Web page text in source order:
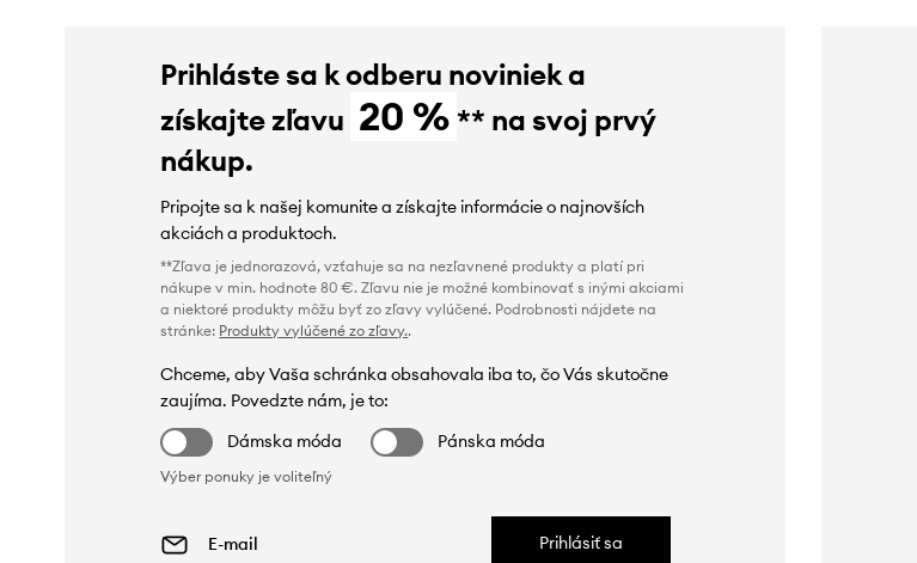
Prihláste sa k odberu noviniek a
získajte zľavu 20 % ** na svoj prvý
nákup.
Pripojte sa k našej komunite a získajte informácie o najnovších
akciách a produktoch.
**Zľava je jednorazová, vzťahuje sa na nezľavnené produkty a platí pri
nákupe v min. hodnote 80 €. Zľavu nie je možné kombinovať s inými akciami
a niektoré produkty môžu byť zo zľavy vylúčené. Podrobnosti nájdete na
stránke: Produkty vylúčené zo zľavy..
Chceme, aby Vaša schránka obsahovala iba to, čo Vás skutočne
zaujíma. Povedzte nám, je to:
Dámska móda
Pánska móda
Výber ponuky je voliteľný
Prihlásiť sa